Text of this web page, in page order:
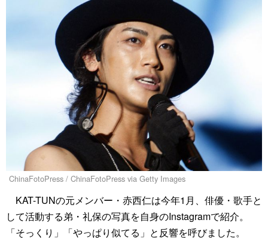
ChinaFotoPress / ChinaFotoPress via Getty Images
KAT-TUNの元メンバー・赤西仁は今年1月、俳優・歌手と
して活動する弟・礼保の写真を自身のInstagramで紹介。
「そっくり」「やっぱり似てる」と反響を呼びました。